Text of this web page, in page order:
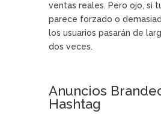
ventas reales. Pero ojo, si
parece forzado o
los usuarios pasarán de
dos veces.
Anuncios
Hashtag